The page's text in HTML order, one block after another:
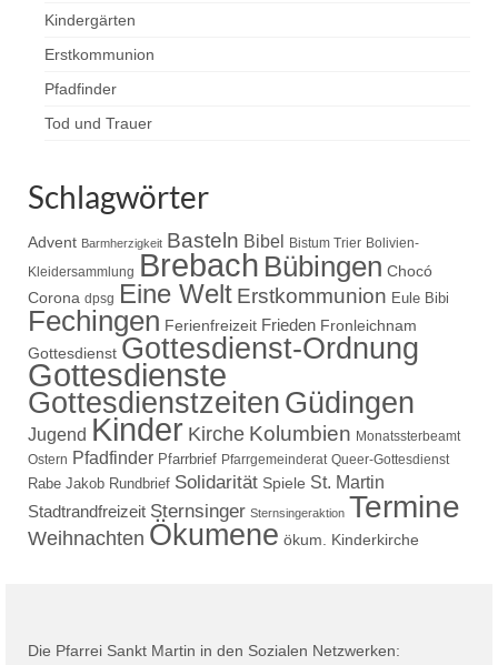
Kindergärten
Erstkommunion
Pfadfinder
Tod und Trauer
Schlagwörter
Advent Barmherzigkeit Basteln Bibel Bistum Trier Bolivien-
Kleidersammlung Brebach Bübingen Chocó
Corona dpsg Eine Welt Erstkommunion Eule Bibi
Fechingen Ferienfreizeit Frieden Fronleichnam
Gottesdienst Gottesdienst-Ordnung
Gottesdienste
Gottesdienstzeiten Güdingen
Jugend Kinder Kirche Kolumbien Monatssterbeamt
Ostern Pfadfinder Pfarrbrief Pfarrgemeinderat Queer-Gottesdienst
Rabe Jakob Rundbrief Solidarität Spiele St. Martin
Stadtrandfreizeit Sternsinger Sternsingeraktion Termine
Weihnachten Ökumene ökum. Kinderkirche
Die Pfarrei Sankt Martin in den Sozialen Netzwerken: